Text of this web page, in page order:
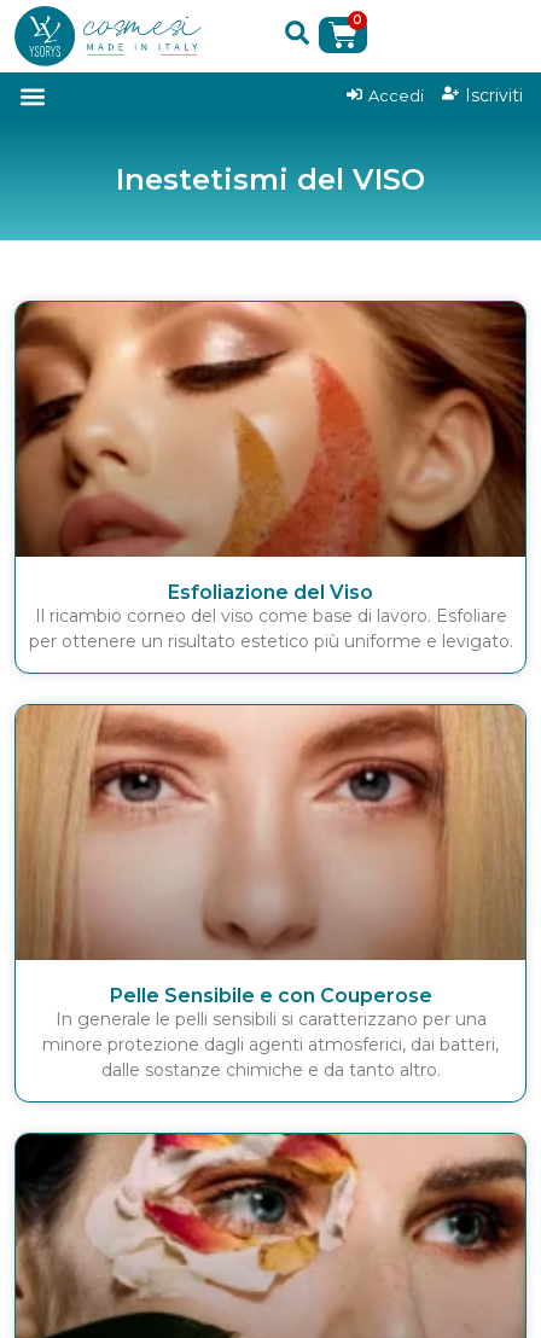
0
Accedi Iscriviti
Inestetismi del VISO
Esfoliazione del Viso
Il ricambio corneo del viso come base di lavoro. Esfoliare
per ottenere un risultato estetico più uniforme e levigato.
Pelle Sensibile e con Couperose
In generale le pelli sensibili si caratterizzano per una
minore protezione dagli agenti atmosferici, dai batteri,
dalle sostanze chimiche e da tanto altro.